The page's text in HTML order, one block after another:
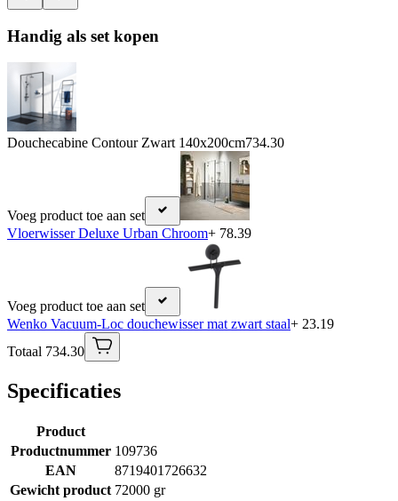
Handig als set kopen
Douchecabine Contour Zwart 140x200cm734.30
Voeg product toe aan set
Vloerwisser Deluxe Urban Chroom+ 78.39
Voeg product toe aan set
Wenko Vacuum-Loc douchewisser mat zwart staal+ 23.19
Totaal 734.30
Specificaties
Product
Productnummer 109736
EAN
8719401726632
Gewicht product 72000 gr